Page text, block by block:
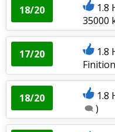
18/20
1.8
35000
17/20
1.8
18/20 1.8
)